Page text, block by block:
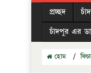
প্রচ্ছদ
চাঁদপুর এর
হোম /